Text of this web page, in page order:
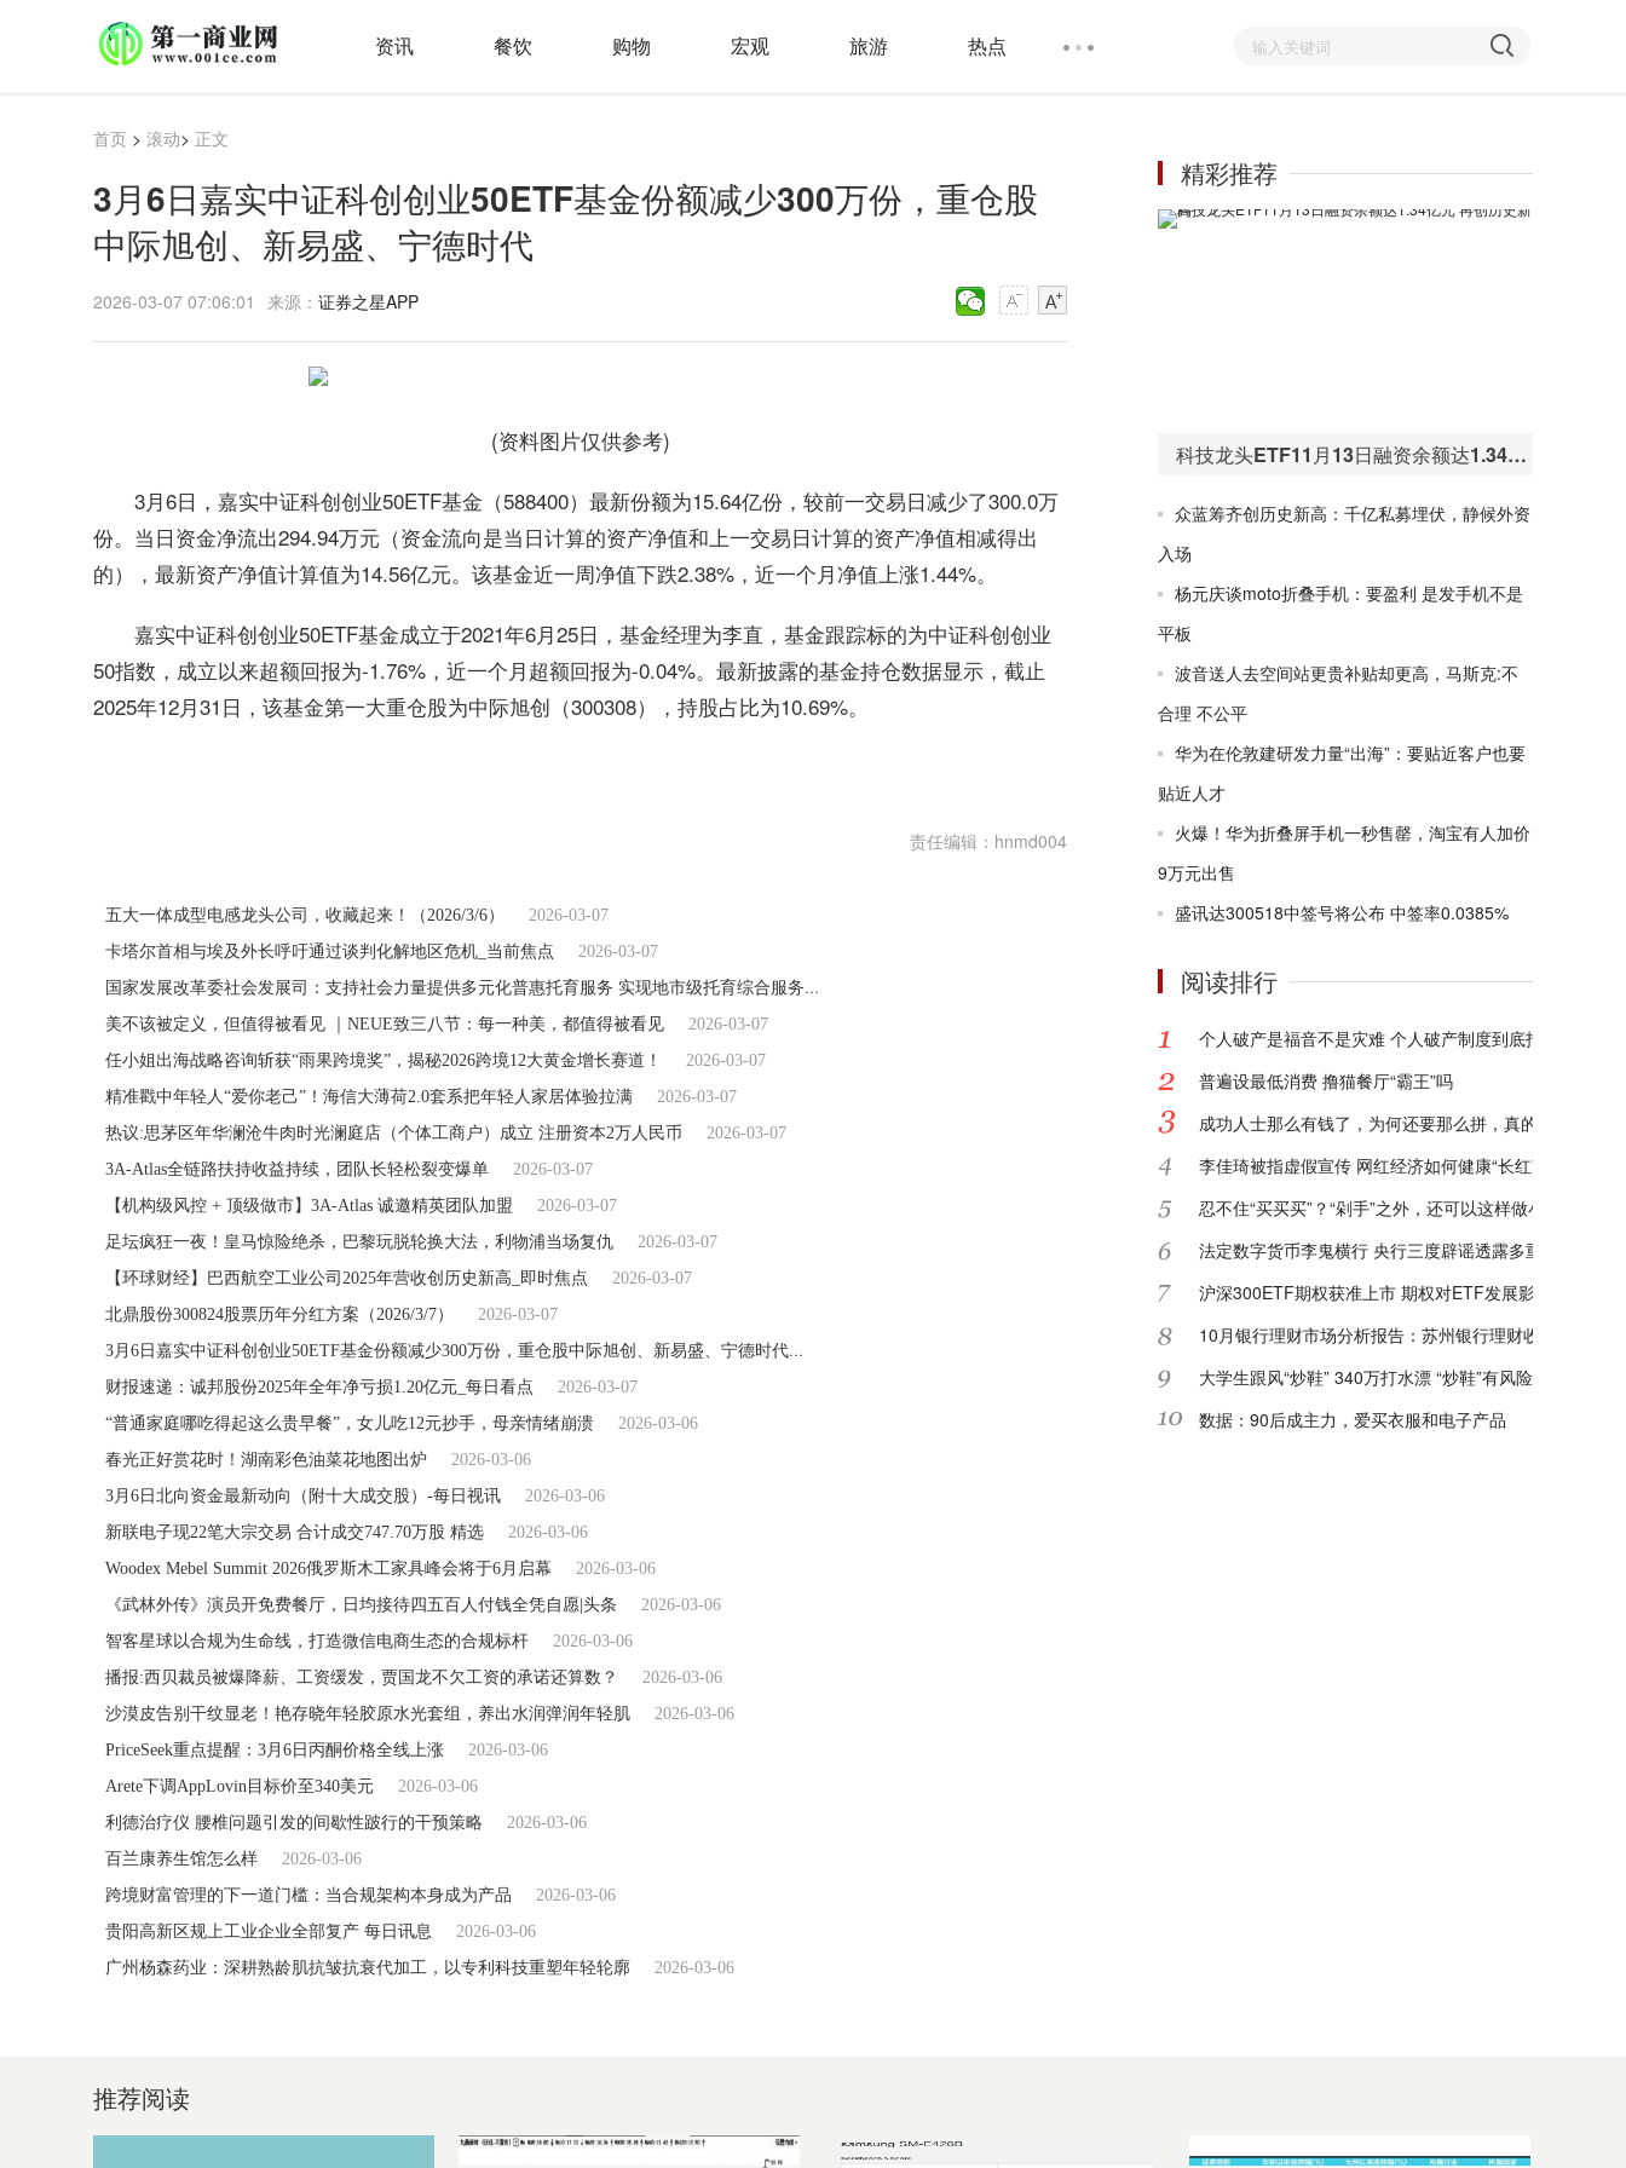
资讯 餐饮 购物 宏观 旅游 热点
首页 > 滚动> 正文
3月6日嘉实中证科创创业50ETF基金份额减少300万份，重仓股
中际旭创、新易盛、宁德时代
2026-03-07 07:06:01 来源： 证券之星APP
(资料图片仅供参考)
3月6日，嘉实中证科创创业50ETF基金（588400）最新份额为15.64亿份，较前一交易日减少了300.0万
份。当日资金净流出294.94万元（资金流向是当日计算的资产净值和上一交易日计算的资产净值相减得出
的），最新资产净值计算值为14.56亿元。该基金近一周净值下跌2.38%，近一个月净值上涨1.44%。
嘉实中证科创创业50ETF基金成立于2021年6月25日，基金经理为李直，基金跟踪标的为中证科创创业
50指数，成立以来超额回报为-1.76%，近一个月超额回报为-0.04%。最新披露的基金持仓数据显示，截止
2025年12月31日，该基金第一大重仓股为中际旭创（300308），持股占比为10.69%。
责任编辑：hnmd004
五大一体成型电感龙头公司，收藏起来！（2026/3/6）
2026-03-07
卡塔尔首相与埃及外长呼吁通过谈判化解地区危机_当前焦点
2026-03-07
国家发展改革委社会发展司：支持社会力量提供多元化普惠托育服务 实现地市级托育综合服务中心全覆盖
美不该被定义，但值得被看见 ｜NEUE致三八节：每一种美，都值得被看见
2026-03-07
任小姐出海战略咨询斩获“雨果跨境奖”，揭秘2026跨境12大黄金增长赛道！
2026-03-07
精准戳中年轻人“爱你老己”！海信大薄荷2.0套系把年轻人家居体验拉满
2026-03-07
热议:思茅区年华澜沧牛肉时光澜庭店（个体工商户）成立 注册资本2万人民币
2026-03-07
3A-Atlas全链路扶持收益持续，团队长轻松裂变爆单
2026-03-07
【机构级风控 + 顶级做市】3A-Atlas 诚邀精英团队加盟
2026-03-07
足坛疯狂一夜！皇马惊险绝杀，巴黎玩脱轮换大法，利物浦当场复仇
2026-03-07
【环球财经】巴西航空工业公司2025年营收创历史新高_即时焦点
2026-03-07
北鼎股份300824股票历年分红方案（2026/3/7）
2026-03-07
3月6日嘉实中证科创创业50ETF基金份额减少300万份，重仓股中际旭创、新易盛、宁德时代
财报速递：诚邦股份2025年全年净亏损1.20亿元_每日看点
2026-03-07
“普通家庭哪吃得起这么贵早餐”，女儿吃12元抄手，母亲情绪崩溃
2026-03-06
春光正好赏花时！湖南彩色油菜花地图出炉
2026-03-06
3月6日北向资金最新动向（附十大成交股）-每日视讯
2026-03-06
新联电子现22笔大宗交易 合计成交747.70万股 精选
2026-03-06
Woodex Mebel Summit 2026俄罗斯木工家具峰会将于6月启幕
2026-03-06
《武林外传》演员开免费餐厅，日均接待四五百人付钱全凭自愿|头条
2026-03-06
智客星球以合规为生命线，打造微信电商生态的合规标杆
2026-03-06
播报:西贝裁员被爆降薪、工资缓发，贾国龙不欠工资的承诺还算数？
2026-03-06
沙漠皮告别干纹显老！艳存晓年轻胶原水光套组，养出水润弹润年轻肌
2026-03-06
PriceSeek重点提醒：3月6日丙酮价格全线上涨
2026-03-06
Arete下调AppLovin目标价至340美元
2026-03-06
利德治疗仪 腰椎问题引发的间歇性跛行的干预策略
2026-03-06
百兰康养生馆怎么样
2026-03-06
跨境财富管理的下一道门槛：当合规架构本身成为产品
2026-03-06
贵阳高新区规上工业企业全部复产 每日讯息
2026-03-06
广州杨森药业：深耕熟龄肌抗皱抗衰代加工，以专利科技重塑年轻轮廓
2026-03-06
精彩推荐
科技龙头ETF11月13日融资余额达1.34亿元 再创历史新高
众蓝筹齐创历史新高：千亿私募埋伏，静候外资
入场
杨元庆谈moto折叠手机：要盈利 是发手机不是
平板
波音送人去空间站更贵补贴却更高，马斯克:不
合理 不公平
华为在伦敦建研发力量“出海”：要贴近客户也要
贴近人才
火爆！华为折叠屏手机一秒售罄，淘宝有人加价
9万元出售
盛讯达300518中签号将公布 中签率0.0385%
阅读排行
个人破产是福音不是灾难 个人破产制度到底指的是什么?
普遍设最低消费 撸猫餐厅“霸王”吗
成功人士那么有钱了，为何还要那么拼，真的对钱那么
李佳琦被指虚假宣传 网红经济如何健康“长红”?
忍不住“买买买”？“剁手”之外，还可以这样做小额理财
法定数字货币李鬼横行 央行三度辟谣透露多重信息
沪深300ETF期权获准上市 期权对ETF发展影响深远
10月银行理财市场分析报告：苏州银行理财收益率进入
大学生跟风“炒鞋” 340万打水漂 “炒鞋”有风险该如何防范
数据：90后成主力，爱买衣服和电子产品
推荐阅读